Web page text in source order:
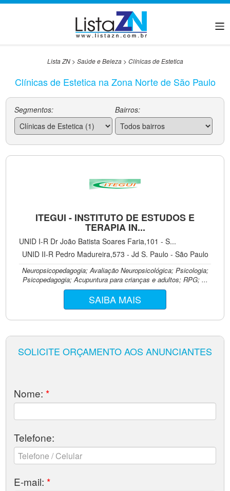
Lista ZN> Saúde e Beleza> Clínicas de Estetica
Clínicas de Estetica na Zona Norte de São Paulo
Segmentos: Bairros:
ITEGUI - INSTITUTO DE ESTUDOS E
TERAPIA IN...
UNID I-R Dr João Batista Soares Faria,101 - S...
UNID II-R Pedro Madureira,573 - Jd S. Paulo - São Paulo
Neuropsicopedagogia; Avaliação Neuropsicológica; Psicologia;
Psicopedagogia; Acupuntura para crianças e adultos; RPG; ...
SAIBA MAIS